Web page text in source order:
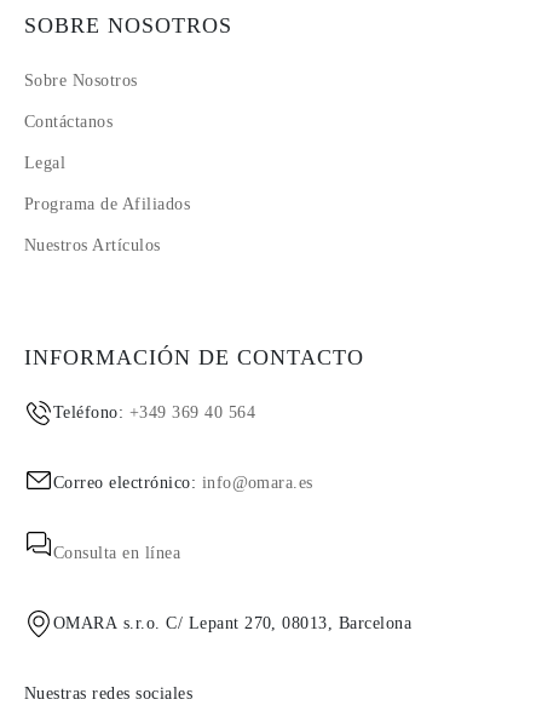
SOBRE NOSOTROS
Sobre Nosotros
Contáctanos
Legal
Programa de Afiliados
Nuestros Artículos
INFORMACIÓN DE CONTACTO
Teléfono: +349 369 40 564
Correo electrónico: info@omara.es
Consulta en línea
OMARA s.r.o. C/ Lepant 270, 08013, Barcelona
Nuestras redes sociales